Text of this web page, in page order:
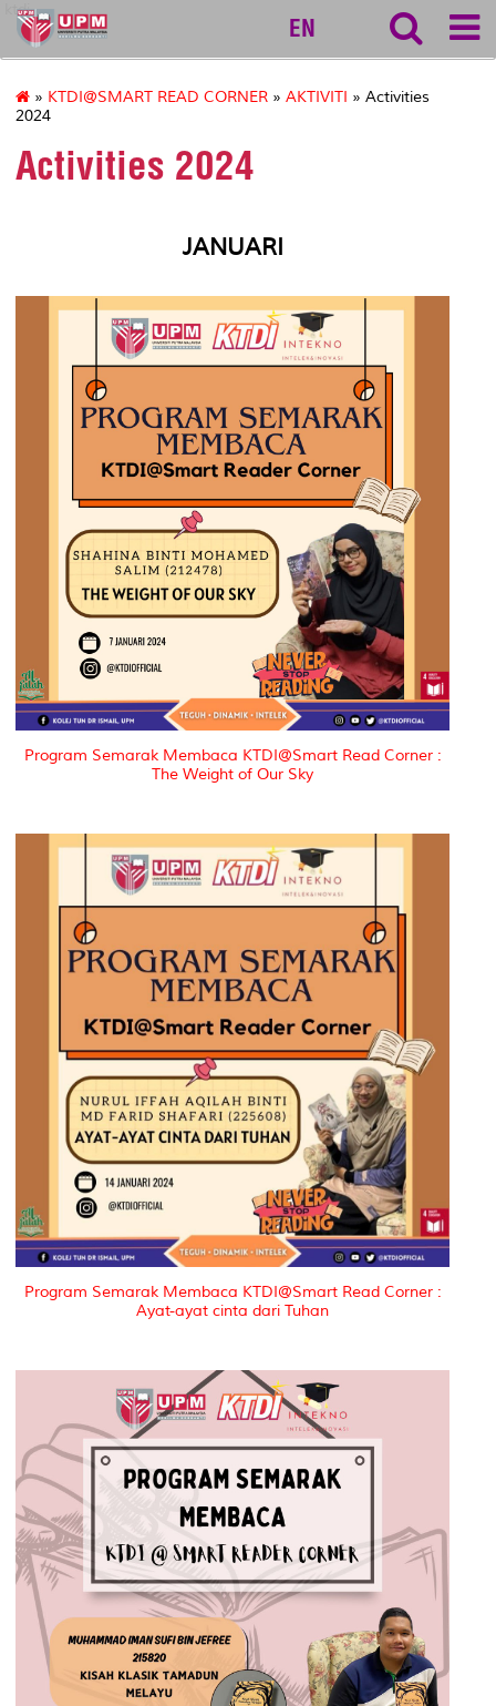
ktdi
EN
» KTDI@SMART READ CORNER » AKTIVITI » Activities
2024
Activities 2024
JANUARI
Program Semarak Membaca KTDI@Smart Read Corner :
The Weight of Our Sky
Program Semarak Membaca KTDI@Smart Read Corner :
Ayat-ayat cinta dari Tuhan